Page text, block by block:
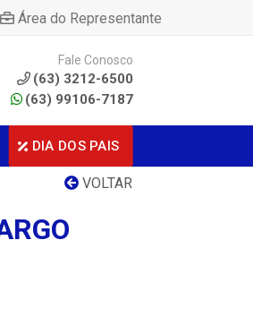
Área do Representante
Fale Conosco
(63) 3212-6500
(63) 99106-7187
DIA DOS PAIS
VOLTAR